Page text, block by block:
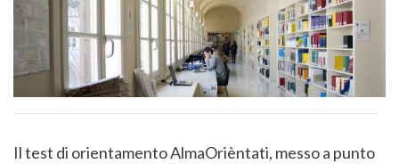
Il test di orientamento AlmaOrièntati, messo a punto